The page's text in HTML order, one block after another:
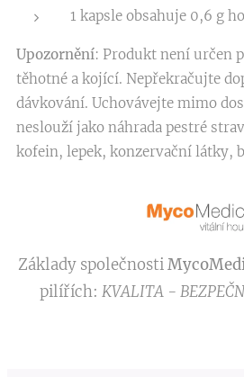
1 kapsle obsahuje 0,6 g
Upozornění: Produkt není určen
těhotné a kojící. Nepřekračujte
dávkování. Uchovávejte mimo
neslouží jako náhrada pestré
kofein, lepek, konzervační látky,
Základy společnosti
pilířích: KVALITA -